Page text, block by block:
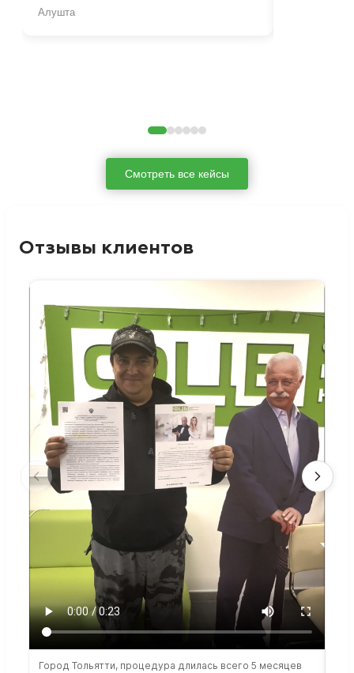
Алушта
Смотреть все кейсы
Отзывы клиентов
Город Тольятти, процедура длилась всего 5 месяцев